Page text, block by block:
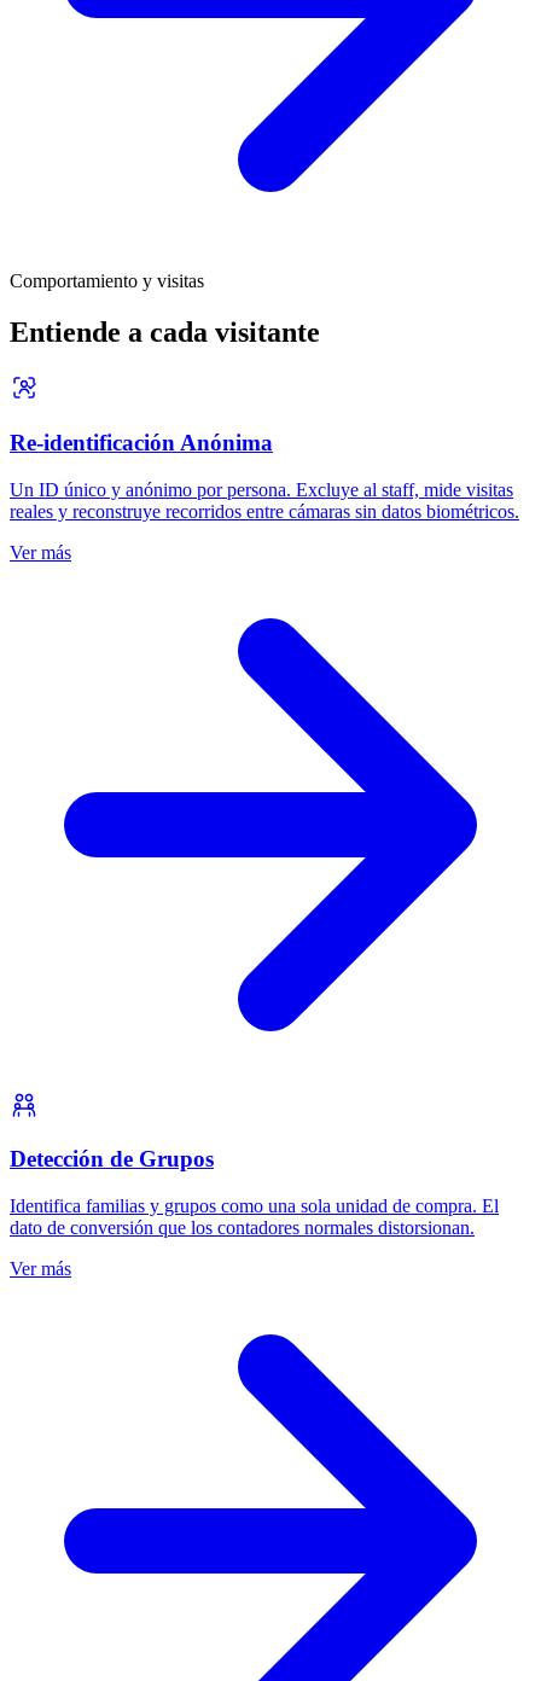
Comportamiento y visitas
Entiende a cada visitante
Re-identificación Anónima
Un ID único y anónimo por persona. Excluye al staff, mide visitas
reales y reconstruye recorridos entre cámaras sin datos biométricos.
Ver más
Detección de Grupos
Identifica familias y grupos como una sola unidad de compra. El
dato de conversión que los contadores normales distorsionan.
Ver más